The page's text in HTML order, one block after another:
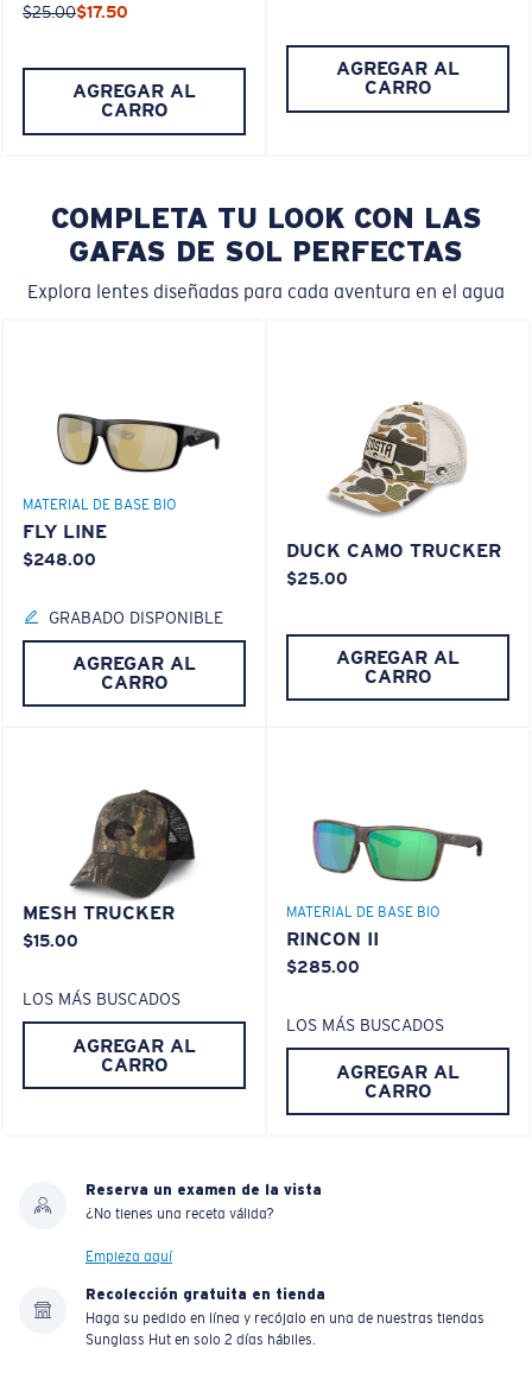
$25.00$17.50
AGREGAR AL
CARRO
AGREGAR AL
CARRO
COMPLETA TU LOOK CON LAS
GAFAS DE SOL PERFECTAS
Explora lentes diseñadas para cada aventura en el agua
MATERIAL DE BASE BIO
FLY LINE
$248.00
GRABADO DISPONIBLE
AGREGAR AL
CARRO
DUCK CAMO TRUCKER
$25.00
AGREGAR AL
CARRO
MESH TRUCKER
$15.00
LOS MÁS BUSCADOS
AGREGAR AL
CARRO
MATERIAL DE BASE BIO
RINCON II
$285.00
LOS MÁS BUSCADOS
AGREGAR AL
CARRO
Reserva un examen de la vista
¿No tienes una receta válida?
Empieza aquí
Recolección gratuita en tienda
Haga su pedido en línea y recójalo en una de nuestras tiendas
Sunglass Hut en solo 2 días hábiles.